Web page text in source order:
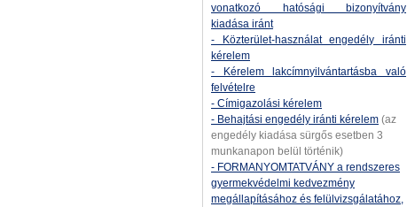
vonatkozó hatósági bizonyítvány
kiadása iránt
- Közterület-használat engedély iránti
kérelem
- Kérelem lakcímnyilvántartásba való
felvételre
- Címigazolási kérelem
- Behajtási engedély iránti kérelem (az
engedély kiadása sürgős esetben 3
munkanapon belül történik)
- FORMANYOMTATVÁNY a rendszeres
gyermekvédelmi kedvezmény
megállapításához és felülvizsgálatához,